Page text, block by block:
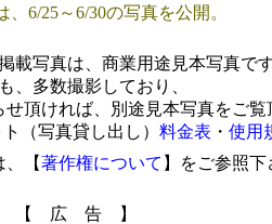
、6/25～6/30の写真を公開。
載写真は、商業用途見本写真です
、多数撮影しており、
頂ければ、別途見本写真をご覧
（写真貸し出し） 料金表 ・ 使用
、【著作権について 】をご参照下
【 広 告 】